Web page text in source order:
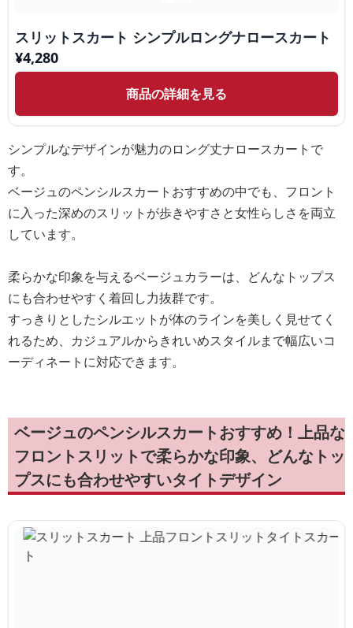
スリットスカート シンプルロングナロースカート
¥4,280
商品の詳細を見る
シンプルなデザインが魅力のロング丈ナロースカートで
す。
ベージュのペンシルスカートおすすめの中でも、フロント
に入った深めのスリットが歩きやすさと女性らしさを両立
しています。
柔らかな印象を与えるベージュカラーは、どんなトップス
にも合わせやすく着回し力抜群です。
すっきりとしたシルエットが体のラインを美しく見せてく
れるため、カジュアルからきれいめスタイルまで幅広いコ
ーディネートに対応できます。
ベージュのペンシルスカートおすすめ！上品な
フロントスリットで柔らかな印象、どんなトッ
プスにも合わせやすいタイトデザイン